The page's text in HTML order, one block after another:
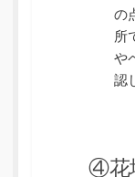
の
所
や
認
④花